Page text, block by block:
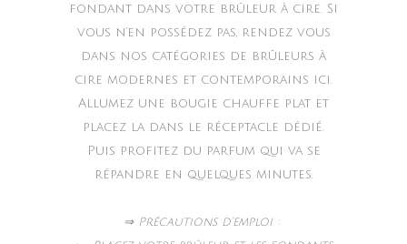
fondant dans votre brûleur à cire. Si
vous n’en possédez pas, rendez vous
dans nos catégories de brûleurs à
cire modernes et contemporains ici.
Allumez une bougie chauffe plat et
placez la dans le réceptacle dédié.
Puis profitez du parfum qui va se
répandre en quelques minutes.
⇒ Précautions d’emploi :